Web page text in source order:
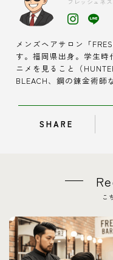
メンズヘアサロン「
す。福岡県出身。学生
ニメを見ること（
BLEACH、鋼の錬金術師
SHARE
こ